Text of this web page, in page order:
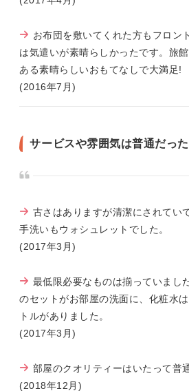
お布団を敷いてくれた方もフロン
は気遣いが素晴らしかったです。旅
ある素晴らしいおもてなしで大満足!
(2016年7月)
サービスや雰囲気は普通だっ
古さはありますが清潔にされてい
手洗いもウォシュレットでした。
(2017年3月)
最低限必要なものは揃っていまし
のセットがお部屋の洗面に、化粧水
トルがありました。
(2017年3月)
部屋のクオリティーはいたって普
(2018年12月)